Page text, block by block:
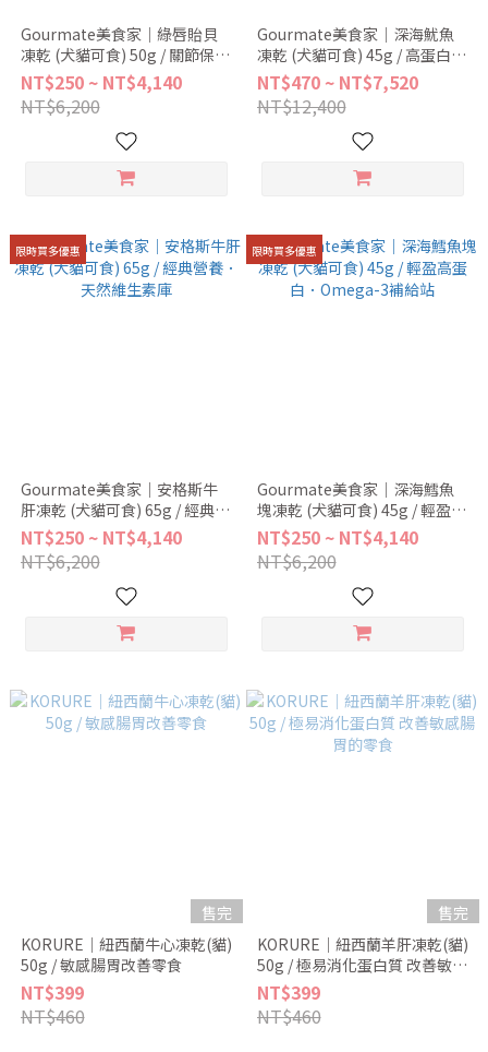
Gourmate美食家｜綠唇貽貝
凍乾 (犬貓可食) 50g / 關節保
健．純淨超級食物
NT$250 ~ NT$4,140
NT$6,200
Gourmate美食家｜深海魷魚
凍乾 (犬貓可食) 45g / 高蛋白低
脂．訓練零食
NT$470 ~ NT$7,520
NT$12,400
限時買多優惠
Gourmate美食家｜安格斯牛
肝凍乾 (犬貓可食) 65g / 經典營
養．天然維生素庫
NT$250 ~ NT$4,140
NT$6,200
限時買多優惠
Gourmate美食家｜深海鱈魚
塊凍乾 (犬貓可食) 45g / 輕盈高
蛋白．Omega-3補給站
NT$250 ~ NT$4,140
NT$6,200
售完
KORURE｜紐西蘭牛心凍乾(貓)
50g / 敏感腸胃改善零食
NT$399
NT$460
售完
KORURE｜紐西蘭羊肝凍乾(貓)
50g / 極易消化蛋白質 改善敏感
腸胃的零食
NT$399
NT$460